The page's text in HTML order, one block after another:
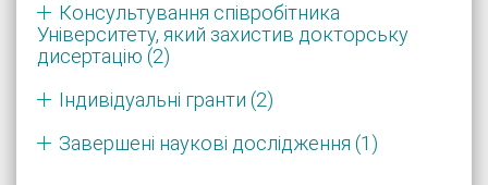
Консультування співробітника
Університету, який захистив докторську
дисертацію (2)
Індивідуальні гранти (2)
Завершені наукові дослідження (1)